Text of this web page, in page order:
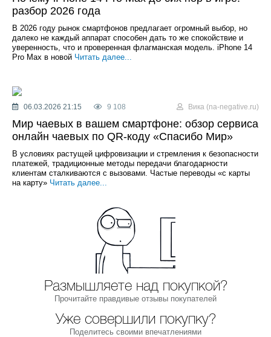
разбор 2026 года
В 2026 году рынок смартфонов предлагает огромный выбор, но
далеко не каждый аппарат способен дать то же спокойствие и
уверенность, что и проверенная флагманская модель. iPhone 14
Pro Max в новой Читать далее...
06.03.2026 21:15 9 108 Вика (na-negative.ru)
Мир чаевых в вашем смартфоне: обзор сервиса
онлайн чаевых по QR-коду «Спасибо Мир»
В условиях растущей цифровизации и стремления к безопасности
платежей, традиционные методы передачи благодарности
клиентам сталкиваются с вызовами. Частые переводы «с карты
на карту» Читать далее...
Размышляете над покупкой?
Прочитайте правдивые отзывы покупателей
Уже совершили покупку?
Поделитесь своими впечатлениями